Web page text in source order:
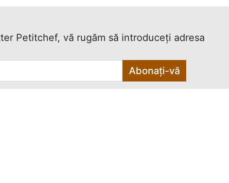
Petitchef, vă rugăm să introduceţi adresa
Abonați-vă